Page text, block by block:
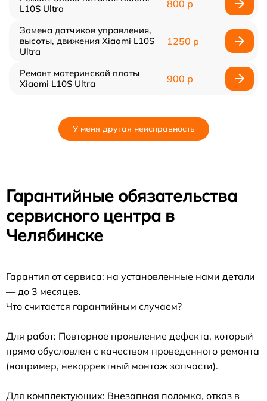
L10S Ultra
800 р
Замена датчиков управления,
высоты, движения Xiaomi L10S
Ultra
1250 р
Ремонт материнской платы
Xiaomi L10S Ultra
900 р
У меня другая неисправность
Гарантийные обязательства
сервисного центра в
Челябинске
Гарантия от сервиса: на установленные нами детали
— до 3 месяцев.
Что считается гарантийным случаем?
Для работ: Повторное проявление дефекта, который
прямо обусловлен с качеством проведенного ремонта
(например, некорректный монтаж запчасти).
Для комплектующих: Внезапная поломка, отказ в